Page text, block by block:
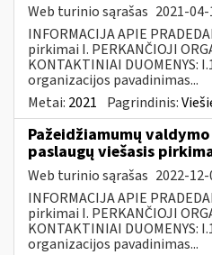
Web turinio sąrašas 2021-
INFORMACIJA APIE
pirkimai I. PERKANČIOJI
KONTAKTINIAI DUOMENYS:
organizacijos pavadinimas...
Metai: 2021 Pagrindinis:
Pažeidžiamumų
paslaugų viešasis
Web turinio sąrašas 2022-12-
INFORMACIJA APIE
pirkimai I. PERKANČIOJI
KONTAKTINIAI DUOMENYS:
organizacijos pavadinimas...